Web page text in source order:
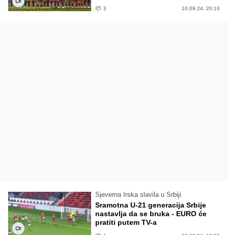
3 10.09.24. 20:10
Sjeverna Irska slavila u Srbiji
Sramotna U-21 generacija Srbije
nastavlja da se bruka - EURO će
pratiti putem TV-a